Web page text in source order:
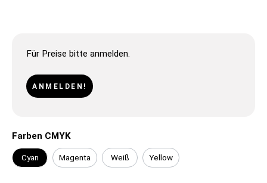
Für Preise bitte anmelden.
ANMELDEN!
Farben CMYK
Cyan Magenta Weiß Yellow